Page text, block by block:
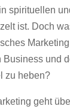
spirituellen
ist. Doch
Business und
zu heben?
geht